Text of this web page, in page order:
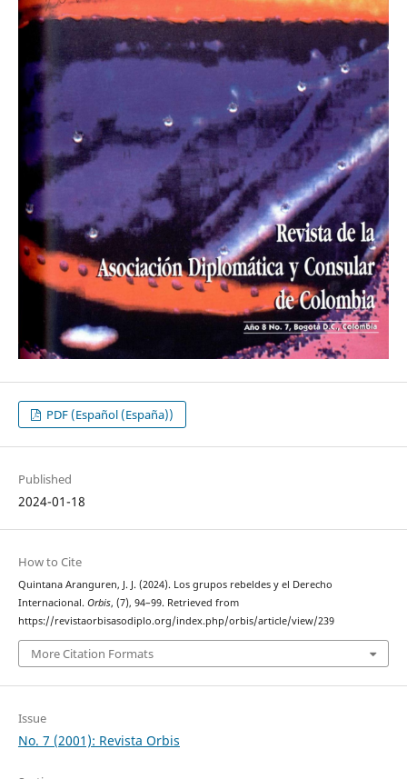
PDF (Español (España))
Published
2024-01-18
How to Cite
Quintana Aranguren, J. J. (2024). Los grupos rebeldes y el Derecho
Internacional. Orbis, (7), 94–99. Retrieved from
https://revistaorbisasodiplo.org/index.php/orbis/article/view/239
More Citation Formats
Issue
No. 7 (2001): Revista Orbis